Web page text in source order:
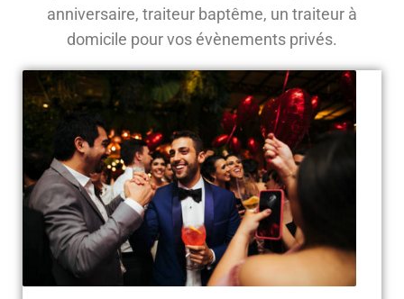
anniversaire, traiteur baptême, un traiteur à
domicile pour vos évènements privés.